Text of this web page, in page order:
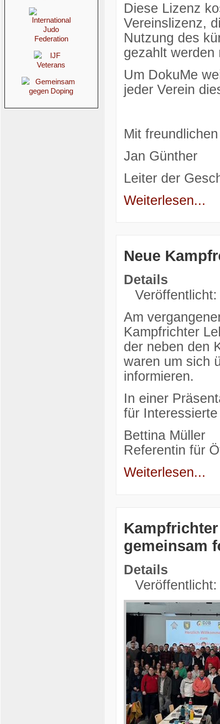
Diese Lizenz
Vereinslizenz,
Nutzung des
gezahlt werden
Um DokuMe
jeder Verein
Mit
Jan Günther
Leiter der
Weiterlesen...
Neue
Details
Am
Kampfrichter
der neben den
waren um sich
informieren.
In einer
für
Bettina Müller
Referentin für
Weiterlesen...
gemeinsam
Details